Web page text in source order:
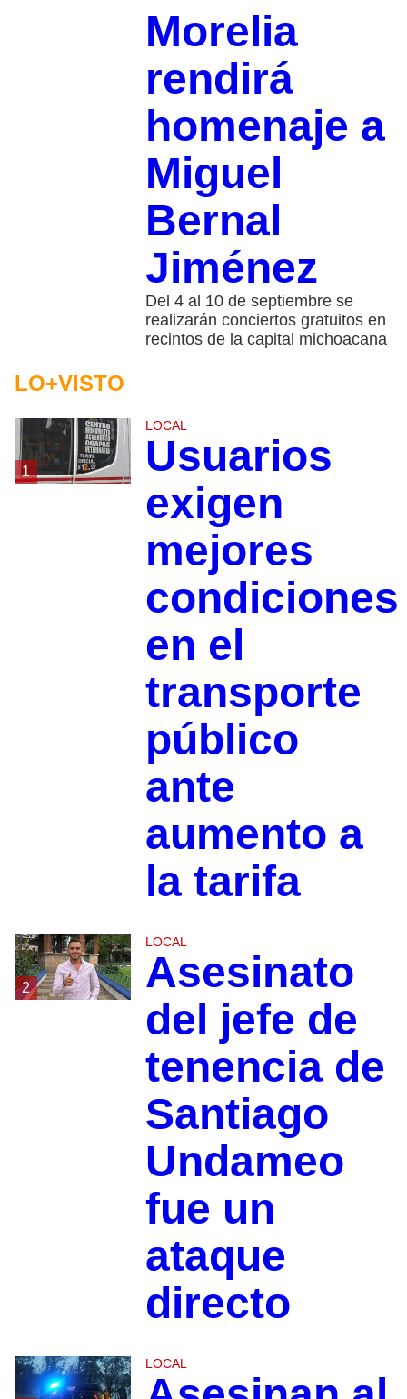
Morelia
rendirá
homenaje a
Miguel
Bernal
Jiménez
Del 4 al 10 de septiembre se
realizarán conciertos gratuitos en
recintos de la capital michoacana
LO+VISTO
1
LOCAL
Usuarios
exigen
mejores
condiciones
en el
transporte
público
ante
aumento a
la tarifa
2
LOCAL
Asesinato
del jefe de
tenencia de
Santiago
Undameo
fue un
ataque
directo
LOCAL